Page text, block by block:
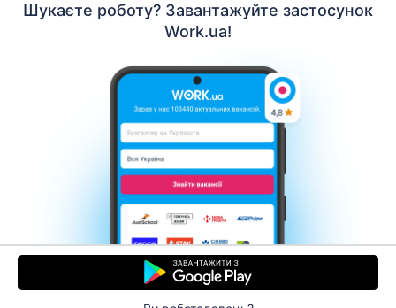
Шукаєте роботу? Завантажуйте застосунок
Work.ua!
Контакти Про нас
Кар’єра
Новини Work.ua
Допомога Умови використання
Роботодавцю
© 2006–2026 Work.ua. Сервіс пошуку роботи №1 в